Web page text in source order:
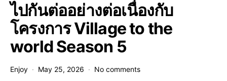
ไปกันต่ออย่างต่อเนื่องกับ
โครงการ Village to the
world Season 5
Enjoy May 25, 2026 No comments